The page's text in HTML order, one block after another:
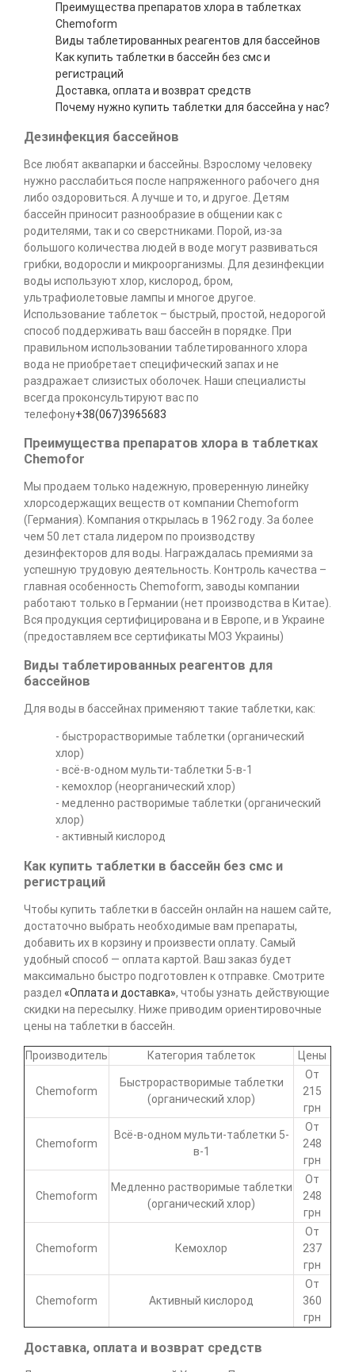
Преимущества препаратов хлора в таблетках
Chemoform
Виды таблетированных реагентов для бассейнов
Как купить таблетки в бассейн без смс и
регистраций
Доставка, оплата и возврат средств
Почему нужно купить таблетки для бассейна у нас?
Дезинфекция бассейнов
Все любят аквапарки и бассейны. Взрослому человеку
нужно расслабиться после напряженного рабочего дня
либо оздоровиться. А лучше и то, и другое. Детям
бассейн приносит разнообразие в общении как с
родителями, так и со сверстниками. Порой, из-за
большого количества людей в воде могут развиваться
грибки, водоросли и микроорганизмы. Для дезинфекции
воды используют хлор, кислород, бром,
ультрафиолетовые лампы и многое другое.
Использование таблеток – быстрый, простой, недорогой
способ поддерживать ваш бассейн в порядке. При
правильном использовании таблетированного хлора
вода не приобретает специфический запах и не
раздражает слизистых оболочек. Наши специалисты
всегда проконсультируют вас по
телефону+38(067)3965683
Преимущества препаратов хлора в таблетках
Chemofor
Мы продаем только надежную, проверенную линейку
хлорсодержащих веществ от компании Chemoform
(Германия). Компания открылась в 1962 году. За более
чем 50 лет стала лидером по производству
дезинфекторов для воды. Награждалась премиями за
успешную трудовую деятельность. Контроль качества –
главная особенность Chemoform, заводы компании
работают только в Германии (нет производства в Китае).
Вся продукция сертифицирована и в Европе, и в Украине
(предоставляем все сертификаты МОЗ Украины)
Виды таблетированных реагентов для
бассейнов
Для воды в бассейнах применяют такие таблетки, как:
- быстрорастворимые таблетки (органический
хлор)
- всё-в-одном мульти-таблетки 5-в-1
- кемохлор (неорганический хлор)
- медленно растворимые таблетки (органический
хлор)
- активный кислород
Как купить таблетки в бассейн без смс и
регистраций
Чтобы купить таблетки в бассейн онлайн на нашем сайте,
достаточно выбрать необходимые вам препараты,
добавить их в корзину и произвести оплату. Самый
удобный способ — оплата картой. Ваш заказ будет
максимально быстро подготовлен к отправке. Смотрите
раздел «Оплата и доставка», чтобы узнать действующие
скидки на пересылку. Ниже приводим ориентировочные
цены на таблетки в бассейн.
Производитель Категория таблеток Цены
Chemoform
Быстрорастворимые таблетки
(органический хлор)
От
215
грн
Chemoform
Всё-в-одном мульти-таблетки 5-
в-1
От
248
грн
Chemoform
Медленно растворимые таблетки
(органический хлор)
От
248
грн
Chemoform Кемохлор
От
237
грн
Chemoform Активный кислород
От
360
грн
Доставка, оплата и возврат средств